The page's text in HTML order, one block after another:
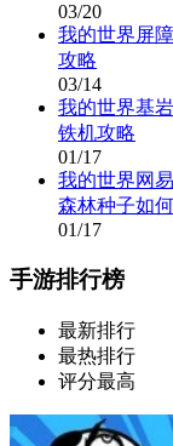
03/20
我的世界屏
攻略
03/14
我的世界基
铁机攻略
01/17
我的世界网
森林种子如
01/17
手游排行榜
最新排行
最热排行
评分最高